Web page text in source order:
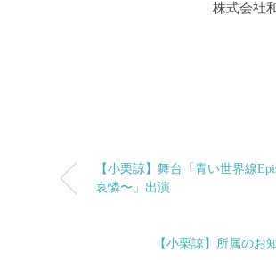
株式会社
【小栗諒】舞台「青い世界線
哀憐〜」出演
【小栗諒】所属のお